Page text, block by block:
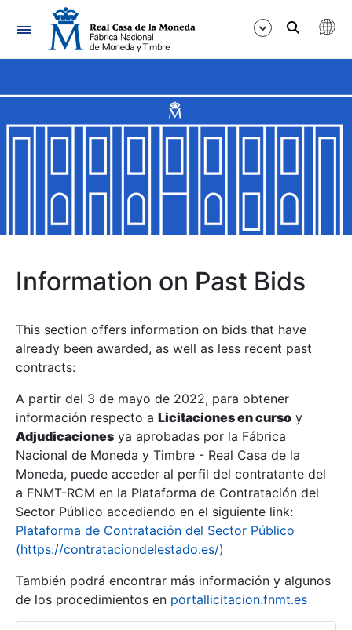
Navigation
Show/Hide
Show/Hide
Show/Hide
Show/Hide
Show/Hide
Information on Past Bids
This section offers information on bids that have
already been awarded, as well as less recent past
contracts:
A partir del 3 de mayo de 2022, para obtener
información respecto a Licitaciones en curso y
Adjudicaciones ya aprobadas por la Fábrica
Nacional de Moneda y Timbre - Real Casa de la
Moneda, puede acceder al perfil del contratante del
a FNMT-RCM en la Plataforma de Contratación del
Sector Público accediendo en el siguiente link:
Plataforma de Contratación del Sector Público
(https://contrataciondelestado.es/)
También podrá encontrar más información y algunos
de los procedimientos en portallicitacion.fnmt.es